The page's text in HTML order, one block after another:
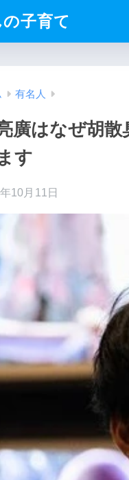
子育て
有名人
廣はなぜ胡
す
10月11日